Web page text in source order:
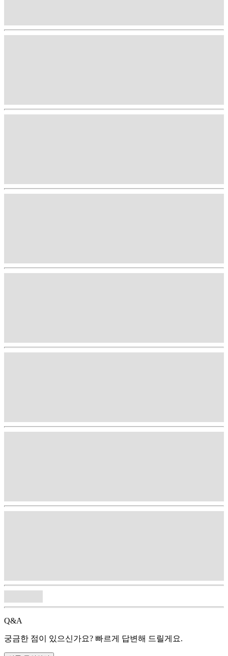
Q&A
궁금한 점이 있으신가요? 빠르게 답변해 드릴게요.